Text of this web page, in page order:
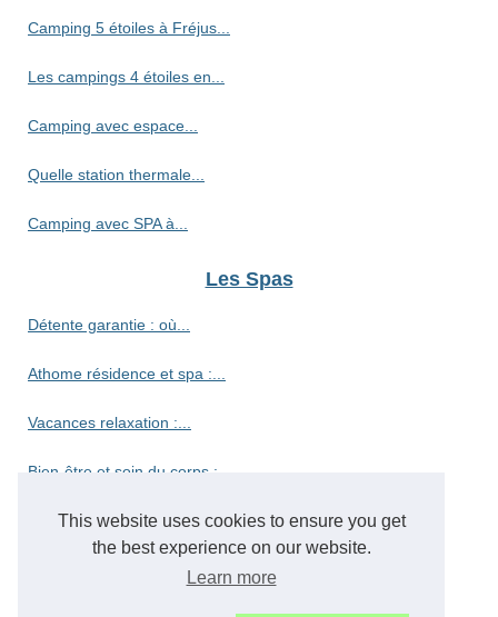
This website uses cookies to ensure you get
the best experience on our website.
Learn more
Camping 5 étoiles à Fréjus...
Les campings 4 étoiles en...
Camping avec espace...
Quelle station thermale...
Camping avec SPA à...
Les Spas
Détente garantie : où...
Athome résidence et spa :...
Vacances relaxation :...
Bien-être et soin du corps :...
Découvrez le camping haut de...
Découvrez le paradis des...